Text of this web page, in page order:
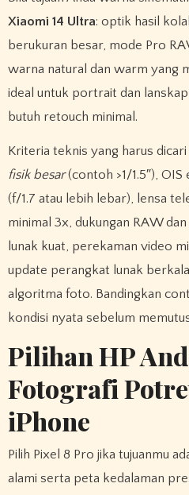
Xiaomi 14 Ultra: optik hasil
berukuran besar, mode Pro
warna natural dan warm yang
ideal untuk portrait dan
butuh retouch minimal.
Kriteria teknis yang harus
fisik besar(contoh >1/1.5″),
(f/1.7 atau lebih lebar), lensa
minimal 3x, dukungan RAW
lunak kuat, perekaman video
update perangkat lunak
algoritma foto. Bandingkan
kondisi nyata sebelum
Pilihan HP
Fotografi
iPhone
Pilih Pixel 8 Pro jika tujuanmu
alami serta peta kedalaman